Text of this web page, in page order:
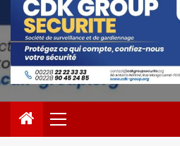
Primary
Menu